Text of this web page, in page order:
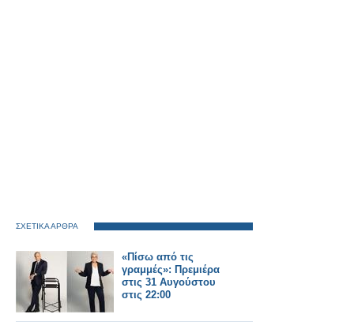
ΣΧΕΤΙΚΑ ΑΡΘΡΑ
«Πίσω από τις
γραμμές»: Πρεμιέρα
στις 31 Αυγούστου
στις 22:00